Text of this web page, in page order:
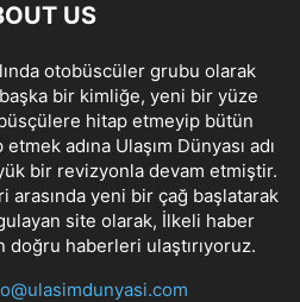
US
otobüscüler grubu olarak
bir kimliğe, yeni bir yüze
hitap etmeyip bütün
adına Ulaşım Dünyası adı
bir revizyonla devam etmiştir.
arasında yeni bir çağ başlatarak
site olarak, İlkeli haber
doğru haberleri ulaştırıyoruz.